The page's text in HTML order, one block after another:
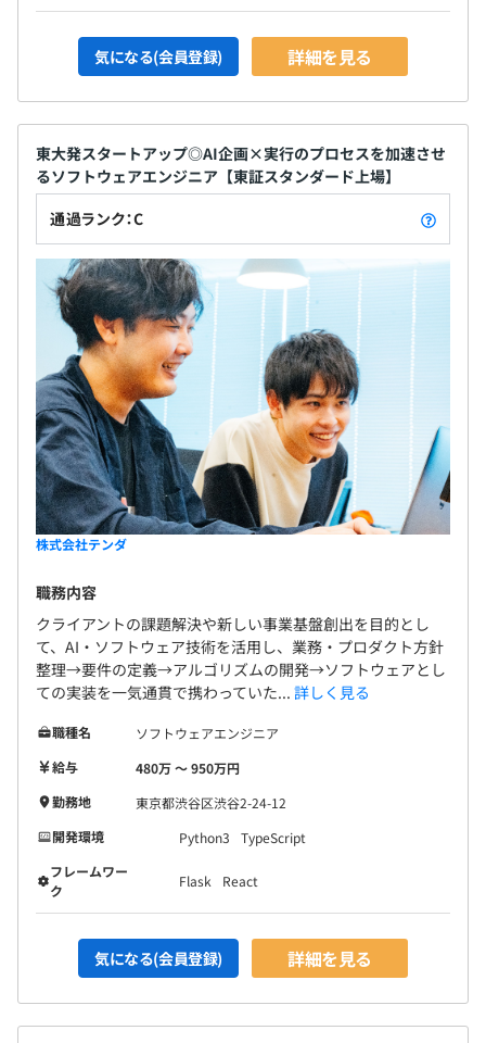
気になる(会員登録) 詳細を見る
東大発スタートアップ◎AI企画×実行のプロセスを加速させ
るソフトウェアエンジニア【東証スタンダード上場】
通過ランク：C
株式会社テンダ
職務内容
クライアントの課題解決や新しい事業基盤創出を目的とし
て、AI・ソフトウェア技術を活用し、業務・プロダクト方針
整理→要件の定義→アルゴリズムの開発→ソフトウェアとし
ての実装を一気通貫で携わっていた... 詳しく見る
職種名
ソフトウェアエンジニア
給与
480万 〜 950万円
勤務地
東京都渋谷区渋谷2-24-12
開発環境
Python3
TypeScript
フレームワー
ク
Flask React
気になる(会員登録) 詳細を見る